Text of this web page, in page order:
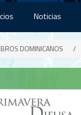
Noticias
DOMINICANOS /